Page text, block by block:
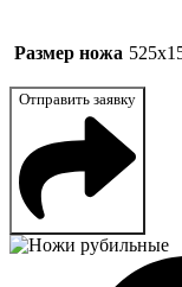
Размер ножа
Отправить заявку